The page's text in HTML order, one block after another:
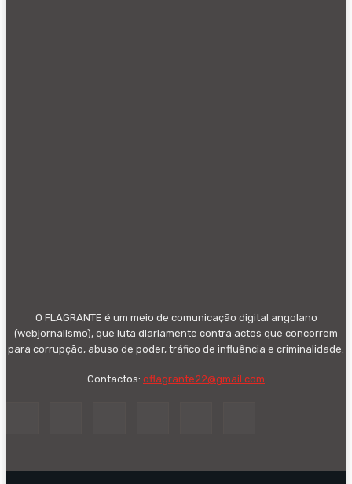
O FLAGRANTE é um meio de comunicação digital angolano
(webjornalismo), que luta diariamente contra actos que concorrem
para corrupção, abuso de poder, tráfico de influência e criminalidade.
Contactos: oflagrante22@gmail.com